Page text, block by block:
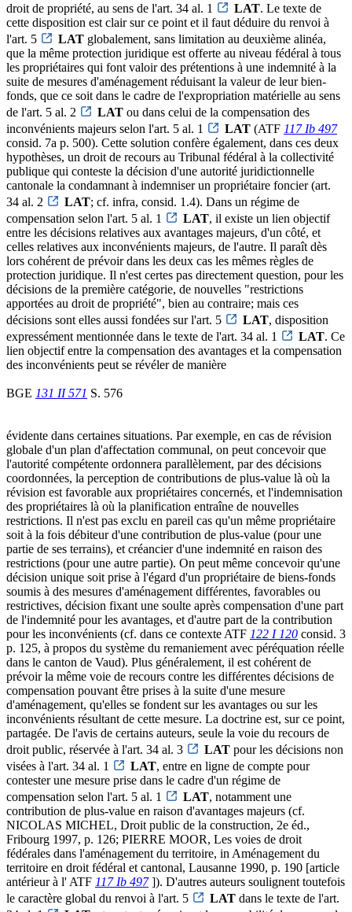
droit de propriété, au sens de l'art. 34 al. 1
LAT. Le texte de
cette disposition est clair sur ce point et il faut déduire du renvoi à
l'art. 5
LAT globalement, sans limitation au deuxième alinéa,
que la même protection juridique est offerte au niveau fédéral à tous
les propriétaires qui font valoir des prétentions à une indemnité à la
suite de mesures d'aménagement réduisant la valeur de leur bien-
fonds, que ce soit dans le cadre de l'expropriation matérielle au sens
de l'art. 5 al. 2
LAT ou dans celui de la compensation des
inconvénients majeurs selon l'art. 5 al. 1
LAT (ATF 117 Ib 497
consid. 7a p. 500). Cette solution confère également, dans ces deux
hypothèses, un droit de recours au Tribunal fédéral à la collectivité
publique qui conteste la décision d'une autorité juridictionnelle
cantonale la condamnant à indemniser un propriétaire foncier (art.
34 al. 2
LAT; cf. infra, consid. 1.4). Dans un régime de
compensation selon l'art. 5 al. 1
LAT, il existe un lien objectif
entre les décisions relatives aux avantages majeurs, d'un côté, et
celles relatives aux inconvénients majeurs, de l'autre. Il paraît dès
lors cohérent de prévoir dans les deux cas les mêmes règles de
protection juridique. Il n'est certes pas directement question, pour les
décisions de la première catégorie, de nouvelles "restrictions
apportées au droit de propriété", bien au contraire; mais ces
décisions sont elles aussi fondées sur l'art. 5
LAT, disposition
expressément mentionnée dans le texte de l'art. 34 al. 1
LAT. Ce
lien objectif entre la compensation des avantages et la compensation
des inconvénients peut se révéler de manière
BGE 131 II 571 S. 576
évidente dans certaines situations. Par exemple, en cas de révision
globale d'un plan d'affectation communal, on peut concevoir que
l'autorité compétente ordonnera parallèlement, par des décisions
coordonnées, la perception de contributions de plus-value là où la
révision est favorable aux propriétaires concernés, et l'indemnisation
des propriétaires là où la planification entraîne de nouvelles
restrictions. Il n'est pas exclu en pareil cas qu'un même propriétaire
soit à la fois débiteur d'une contribution de plus-value (pour une
partie de ses terrains), et créancier d'une indemnité en raison des
restrictions (pour une autre partie). On peut même concevoir qu'une
décision unique soit prise à l'égard d'un propriétaire de biens-fonds
soumis à des mesures d'aménagement différentes, favorables ou
restrictives, décision fixant une soulte après compensation d'une part
de l'indemnité pour les avantages, et d'autre part de la contribution
pour les inconvénients (cf. dans ce contexte ATF 122 I 120 consid. 3
p. 125, à propos du système du remaniement avec péréquation réelle
dans le canton de Vaud). Plus généralement, il est cohérent de
prévoir la même voie de recours contre les différentes décisions de
compensation pouvant être prises à la suite d'une mesure
d'aménagement, qu'elles se fondent sur les avantages ou sur les
inconvénients résultant de cette mesure. La doctrine est, sur ce point,
partagée. De l'avis de certains auteurs, seule la voie du recours de
droit public, réservée à l'art. 34 al. 3
LAT pour les décisions non
visées à l'art. 34 al. 1
LAT, entre en ligne de compte pour
contester une mesure prise dans le cadre d'un régime de
compensation selon l'art. 5 al. 1
LAT, notamment une
contribution de plus-value en raison d'avantages majeurs (cf.
NICOLAS MICHEL, Droit public de la construction, 2e éd.,
Fribourg 1997, p. 126; PIERRE MOOR, Les voies de droit
fédérales dans l'aménagement du territoire, in Aménagement du
territoire en droit fédéral et cantonal, Lausanne 1990, p. 190 [article
antérieur à l' ATF 117 Ib 497]). D'autres auteurs soulignent toutefois
le caractère global du renvoi à l'art. 5
LAT dans le texte de l'art.